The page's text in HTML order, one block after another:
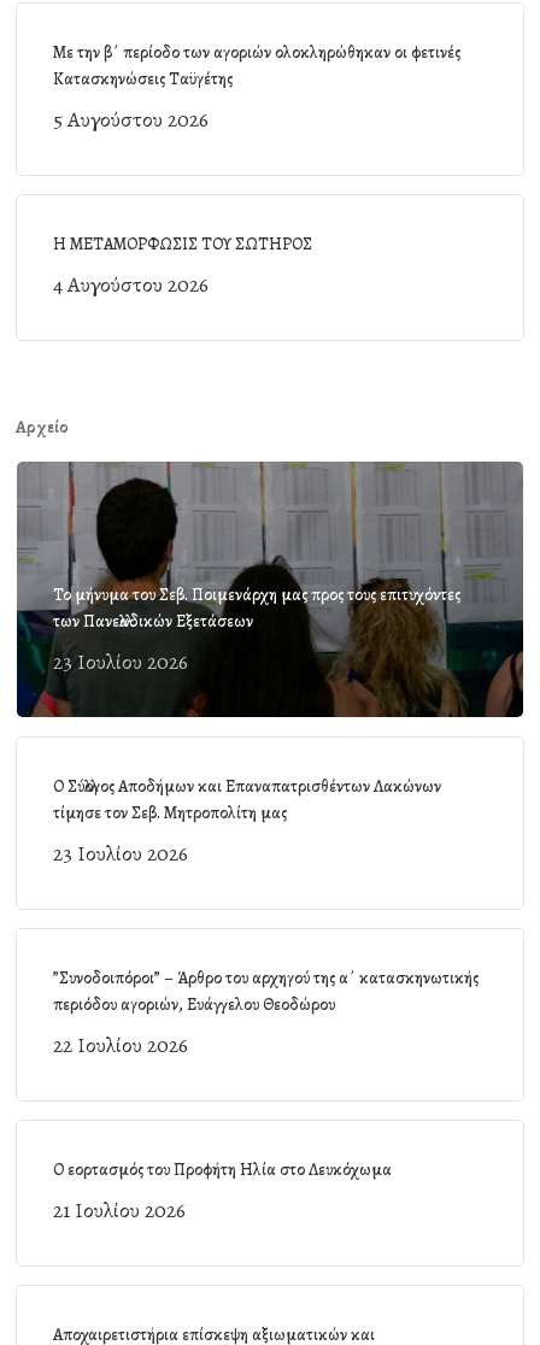
Με την β΄ περίοδο των αγοριών ολοκληρώθηκαν οι φετινές
Κατασκηνώσεις Ταϋγέτης
5 Αυγούστου 2026
Η ΜΕΤΑΜΟΡΦΩΣΙΣ ΤΟΥ ΣΩΤΗΡΟΣ
4 Αυγούστου 2026
Αρχείο
Το μήνυμα του Σεβ. Ποιμενάρχη μας προς τους επιτυχόντες
των Πανελλαδικών Εξετάσεων
23 Ιουλίου 2026
Ο Σύλλογος Αποδήμων και Επαναπατρισθέντων Λακώνων
τίμησε τον Σεβ. Μητροπολίτη μας
23 Ιουλίου 2026
”Συνοδοιπόροι” – Άρθρο του αρχηγού της α΄ κατασκηνωτικής
περιόδου αγοριών, Ευάγγελου Θεοδώρου
22 Ιουλίου 2026
Ο εορτασμός του Προφήτη Ηλία στο Λευκόχωμα
21 Ιουλίου 2026
Αποχαιρετιστήρια επίσκεψη αξιωματικών και